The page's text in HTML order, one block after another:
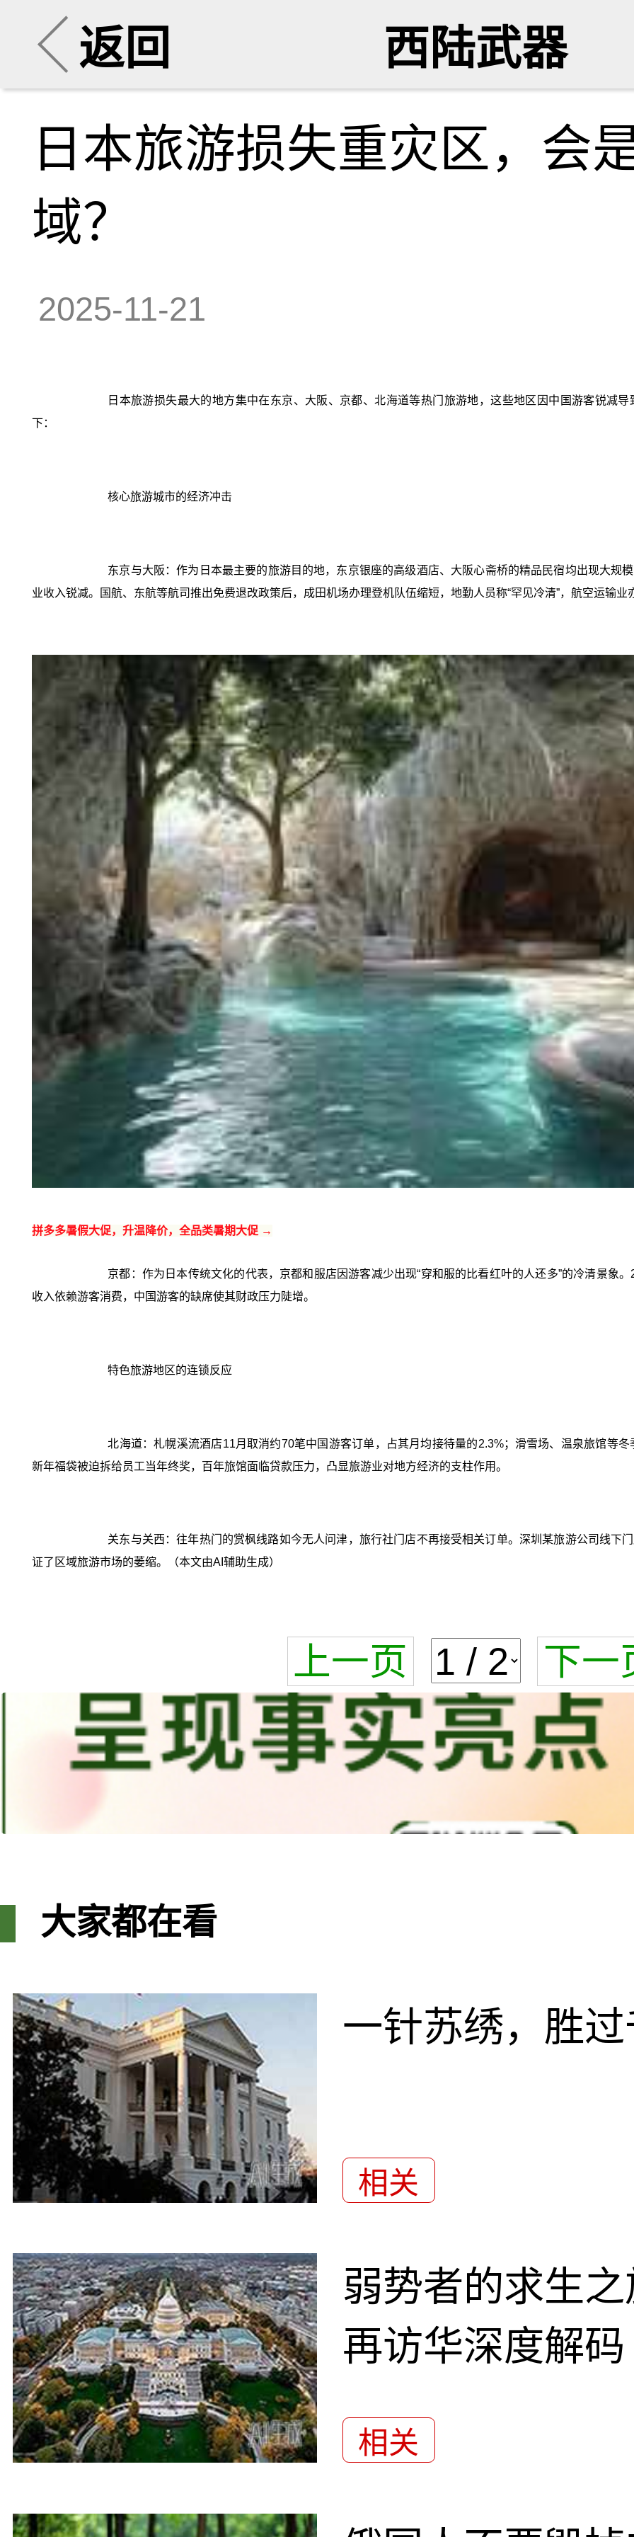
返回 西陆武器
日本旅游损失重灾区，会
域？
2025-11-21
日本旅游损失最大的地方集中在东京、大阪、京都、北海道等热门旅游地，这些地区因中国游客锐减
下：
核心旅游城市的经济冲击
东京与大阪：作为日本最主要的旅游目的地，东京银座的高级酒店、大阪心斋桥的精品民宿均出现大规
业收入锐减。国航、东航等航司推出免费退改政策后，成田机场办理登机队伍缩短，地勤人员称“罕见冷清”，航空运输业
拼多多暑假大促，升温降价，全品类暑期大促 →
京都：作为日本传统文化的代表，京都和服店因游客减少出现“穿和服的比看红叶的人还多”的冷清景象
收入依赖游客消费，中国游客的缺席使其财政压力陡增。
特色旅游地区的连锁反应
北海道：札幌溪流酒店11月取消约70笔中国游客订单，占其月均接待量的2.3%；滑雪场、温泉旅馆等
新年福袋被迫拆给员工当年终奖，百年旅馆面临贷款压力，凸显旅游业对地方经济的支柱作用。
关东与关西：往年热门的赏枫线路如今无人问津，旅行社门店不再接受相关订单。深圳某旅游公司线下
证了区域旅游市场的萎缩。（本文由AI辅助生成）
上一页 下一
大家都在看
一针苏绣，胜
相关
弱势者的求生
再访华深度解码
相关